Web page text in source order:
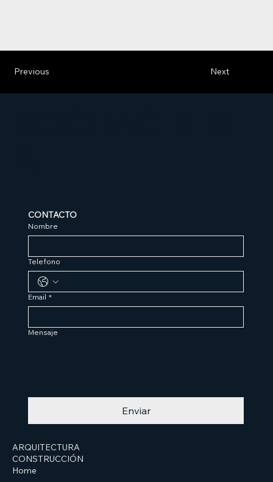
Next
Previous
ARQUITECTURA
CONSTRUCCIÓN
Home
CONTACTO
Nombre
Telefono
Email *
Mensaje
Enviar